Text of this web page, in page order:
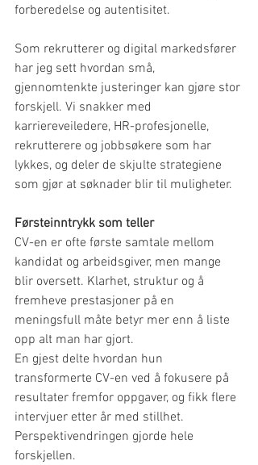
forberedelse og autentisitet.
Som rekrutterer og digital markedsfører
har jeg sett hvordan små,
gjennomtenkte justeringer kan gjøre stor
forskjell. Vi snakker med
karriereveiledere, HR-profesjonelle,
rekrutterere og jobbsøkere som har
lykkes, og deler de skjulte strategiene
som gjør at søknader blir til muligheter.
Førsteinntrykk som teller
CV-en er ofte første samtale mellom
kandidat og arbeidsgiver, men mange
blir oversett. Klarhet, struktur og å
fremheve prestasjoner på en
meningsfull måte betyr mer enn å liste
opp alt man har gjort.
En gjest delte hvordan hun
transformerte CV-en ved å fokusere på
resultater fremfor oppgaver, og fikk flere
intervjuer etter år med stillhet.
Perspektivendringen gjorde hele
forskjellen.